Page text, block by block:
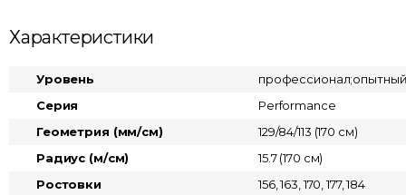
Характеристики
Уровень
профессионал;опытный
Серия
Performance
Геометрия (мм/см)
129/84/113 (170 см)
Радиус (м/см)
15.7 (170 см)
Ростовки
156, 163, 170, 177, 184